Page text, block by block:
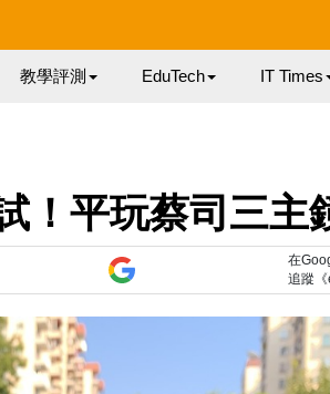
教學評測 EduTech IT Times
！平玩蔡司三主
在
追蹤《